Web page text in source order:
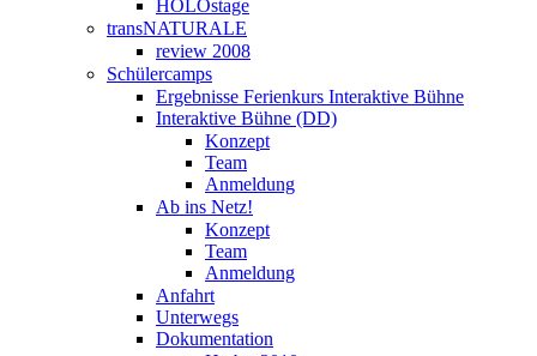
HOLOstage
transNATURALE
review 2008
Schülercamps
Ergebnisse Ferienkurs Interaktive Bühne
Interaktive Bühne (DD)
Konzept
Team
Anmeldung
Ab ins Netz!
Konzept
Team
Anmeldung
Anfahrt
Unterwegs
Dokumentation